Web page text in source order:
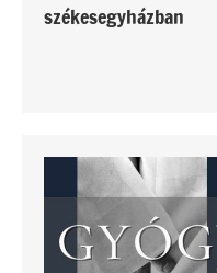
székesegyházban